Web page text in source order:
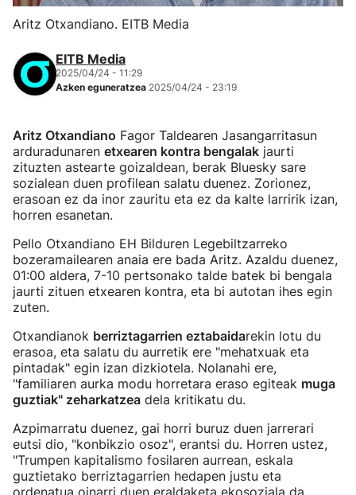
Aritz Otxandiano. EITB Media
EITB Media
2025/04/24 - 11:29
Azken eguneratzea 2025/04/24 - 23:19
Aritz Otxandiano Fagor Taldearen Jasangarritasun
arduradunaren etxearen kontra bengalak jaurti
zituzten astearte goizaldean, berak Bluesky sare
sozialean duen profilean salatu duenez. Zorionez,
erasoan ez da inor zauritu eta ez da kalte larririk izan,
horren esanetan.
Pello Otxandiano EH Bilduren Legebiltzarreko
bozeramailearen anaia ere bada Aritz. Azaldu duenez,
01:00 aldera, 7-10 pertsonako talde batek bi bengala
jaurti zituen etxearen kontra, eta bi autotan ihes egin
zuten.
Otxandianok berriztagarrien eztabaidarekin lotu du
erasoa, eta salatu du aurretik ere "mehatxuak eta
pintadak" egin izan dizkiotela. Nolanahi ere,
"familiaren aurka modu horretara eraso egiteak muga
guztiak" zeharkatzea dela kritikatu du.
Azpimarratu duenez, gai horri buruz duen jarrerari
eutsi dio, "konbikzio osoz", erantsi du. Horren ustez,
"Trumpen kapitalismo fosilaren aurrean, eskala
guztietako berriztagarrien hedapen justu eta
ordenatua oinarri duen eraldaketa ekosoziala da